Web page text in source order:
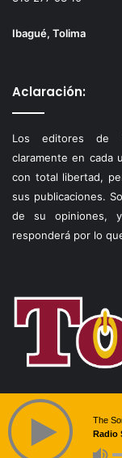
Ibagué, Tolima
Aclaración:
Los editores de
claramente en cada
con total libertad,
sus publicaciones.
de su opiniones,
responderá por lo
The
Radio